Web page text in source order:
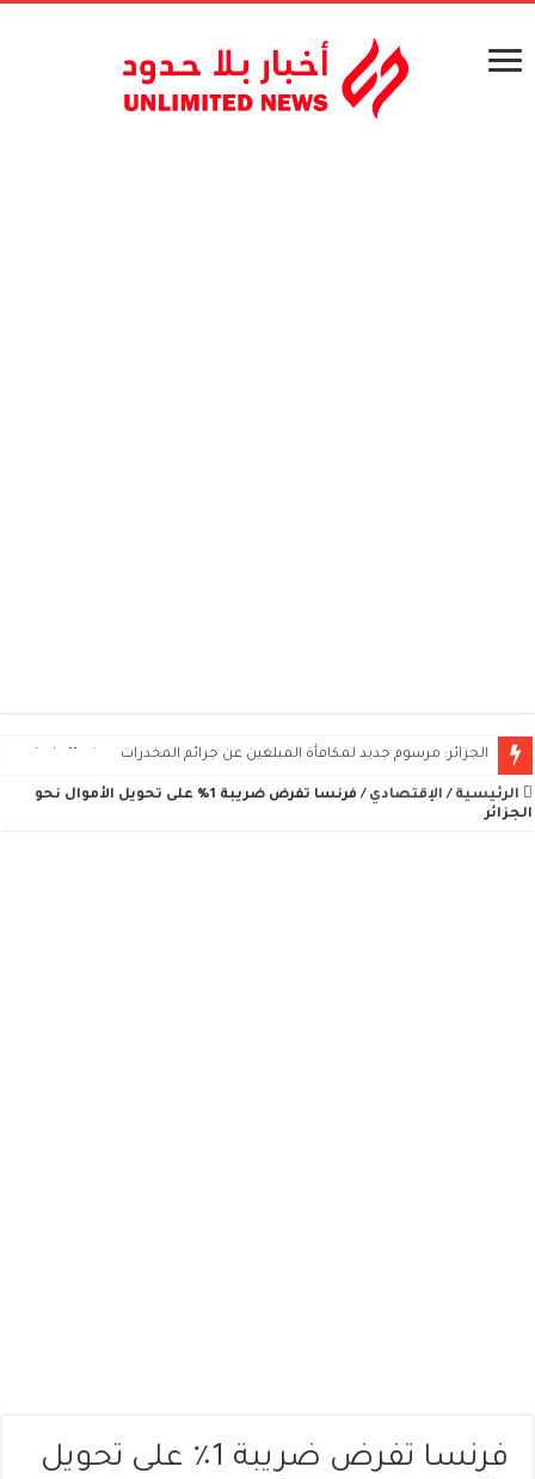
صندوق التوفير والاحتياط يطرح 2490 سكناً ومحلاً تجارياً للبيع في 11 ولاية
الرئيسية / الإقتصادي /
فرنسا تفرض ضريبة 1٪ على تحويل الأموال نحو
الجزائر
فرنسا تفرض ضريبة 1٪ على تحويل